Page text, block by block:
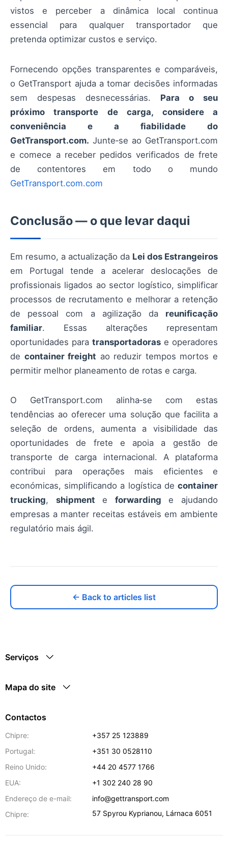
vistos e perceber a dinâmica local continua
essencial para qualquer transportador que
pretenda optimizar custos e serviço.
Fornecendo opções transparentes e comparáveis,
o GetTransport ajuda a tomar decisões informadas
sem despesas desnecessárias. Para o seu
próximo transporte de carga, considere a
conveniência e a fiabilidade do
GetTransport.com. Junte‑se ao GetTransport.com
e comece a receber pedidos verificados de frete
de contentores em todo o mundo
GetTransport.com.com
Conclusão — o que levar daqui
Em resumo, a actualização da Lei dos Estrangeiros
em Portugal tende a acelerar deslocações de
profissionais ligados ao sector logístico, simplificar
processos de recrutamento e melhorar a retenção
de pessoal com a agilização da reunificação
familiar. Essas alterações representam
oportunidades para transportadoras e operadores
de container freight ao reduzir tempos mortos e
permitir melhor planeamento de rotas e carga.
O GetTransport.com alinha‑se com estas
tendências ao oferecer uma solução que facilita a
seleção de ordens, aumenta a visibilidade das
oportunidades de frete e apoia a gestão de
transporte de carga internacional. A plataforma
contribui para operações mais eficientes e
económicas, simplificando a logística de container
trucking, shipment e forwarding e ajudando
empresas a manter receitas estáveis em ambiente
regulatório mais ágil.
← Back to articles list
Serviços
Mapa do site
Contactos
Chipre:
+357 25 123889
Portugal:
+351 30 0528110
Reino Unido:
+44 20 4577 1766
EUA:
+1 302 240 28 90
Endereço de e-mail:
info@gettransport.com
Chipre:
57 Spyrou Kyprianou, Lárnaca 6051